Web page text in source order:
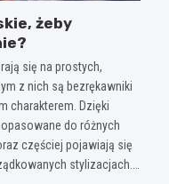
żeby
się na prostych,
z nich są bezrękawniki
charakterem. Dzięki
do różnych
częściej pojawiają się
stylizacjach.…